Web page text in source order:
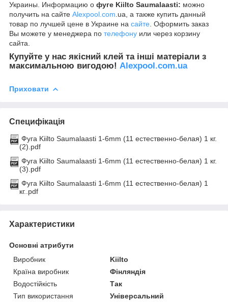
Украины. Информацию о фуге Kiilto Saumalaasti: можно
получить на сайте Alexpool.com.ua, а также купить данный
товар по лучшей цене в Украине на сайте. Оформить заказ
Вы можете у менеджера по телефону или через корзину
сайта.
Купуйте у нас якісний клей та інші матеріали з
максимальною вигодою! Alexpool.com.ua
Приховати
Специфікація
Фуга Kiilto Saumalaasti 1-6mm (11 естественно-белая) 1 кг.
(2).pdf
Фуга Kiilto Saumalaasti 1-6mm (11 естественно-белая) 1 кг.
(3).pdf
Фуга Kiilto Saumalaasti 1-6mm (11 естественно-белая) 1
кг..pdf
Характеристики
Основні атрибути
Виробник
Kiilto
Країна виробник
Фінляндія
Водостійкість
Так
Тип використання
Універсальний